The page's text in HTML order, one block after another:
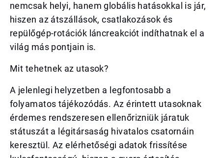
nemcsak helyi, hanem globális hatásokkal is jár,
hiszen az átszállások, csatlakozások és
repülőgép-rotációk láncreakciót indíthatnak el a
világ más pontjain is.
Mit tehetnek az utasok?
A jelenlegi helyzetben a legfontosabb a
folyamatos tájékozódás. Az érintett utasoknak
érdemes rendszeresen ellenőrizniük járatuk
státuszát a légitársaság hivatalos csatornáin
keresztül. Az elérhetőségi adatok frissítése